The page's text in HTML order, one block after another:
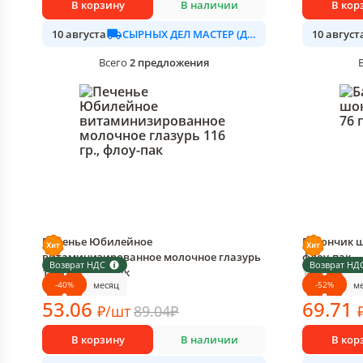
В корзину В наличии
10 августа
СЫРНЫХ ДЕЛ МАСТЕР (ДАЛИМО)
Всего 2 предложения
В
10
Возврат НДС
-40% месяц
Печенье Юбилейное
витаминизированное молочное глазурь
116 гр., флоу-пак
1 шт в упаковке
53.06 ₽/шт89.04₽
В корзину В наличии
Возврат
-52%
Батончик
флоу-пак
1 шт в
69.71
В